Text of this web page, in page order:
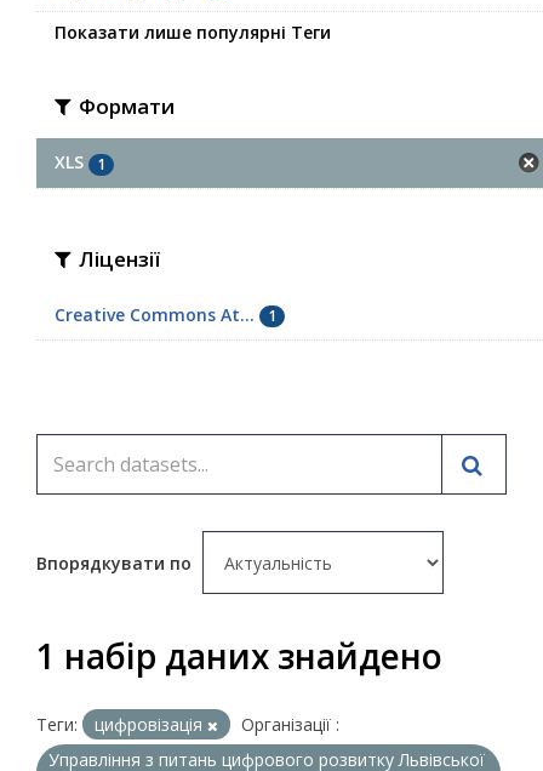
Показати лише популярні Теги
Формати
XLS 1
Ліцензії
Creative Commons At... 1
Впорядкувати по
1 набір даних знайдено
Теги: цифровізація
Організації :
Управління з питань цифрового розвитку Львівської